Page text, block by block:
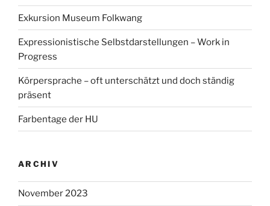
Exkursion Museum Folkwang
Expressionistische Selbstdarstellungen – Work in
Progress
Körpersprache – oft unterschätzt und doch ständig
präsent
Farbentage der HU
ARCHIV
November 2023